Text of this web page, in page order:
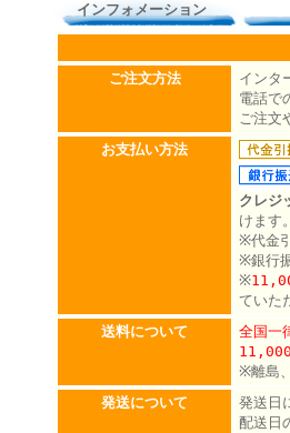
インフォメーション
ご注文方法
インタ
電話で
ご注文
お支払い方法
クレジ
けます
※代金
※銀行
※
ていた
送料について
全国一
※離島
発送について
発送日
配送日